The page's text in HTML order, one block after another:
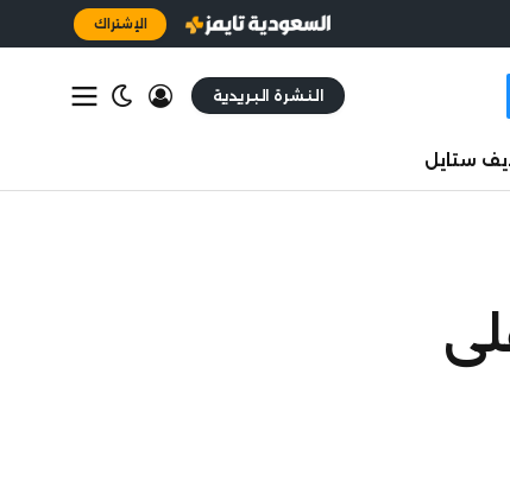
الإشتراك
النشرة البريدية
ستايل